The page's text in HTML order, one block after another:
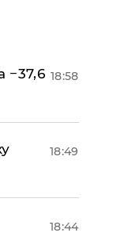
−37,6 18:58
18:49
18:44